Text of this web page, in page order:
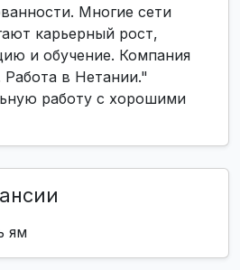
Многие сети
карьерный рост,
и обучение. Компания
Работа в Нетании."
работу с хорошими
ям